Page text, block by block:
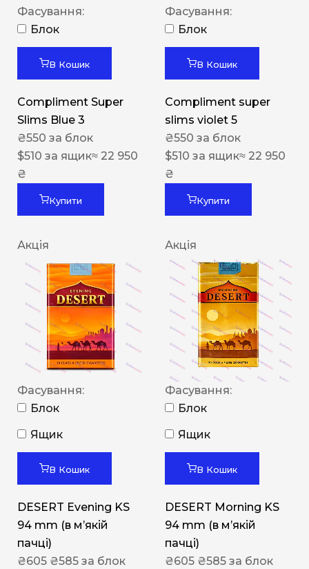
Фасування:
Блок
В Кошик
Compliment Super
Slims Blue 3
₴550 за блок
$510 за ящик≈ 22 950
₴
Купити
Фасування:
Блок
В Кошик
Compliment super
slims violet 5
₴550 за блок
$510 за ящик≈ 22 950
₴
Купити
Акція
Фасування:
Блок
Ящик
В Кошик
DESERT Evening KS
94 mm (в мʼякій
пачці)
₴605 ₴585 за блок
Акція
Фасування:
Блок
Ящик
В Кошик
DESERT Morning KS
94 mm (в мʼякій
пачці)
₴605 ₴585 за блок